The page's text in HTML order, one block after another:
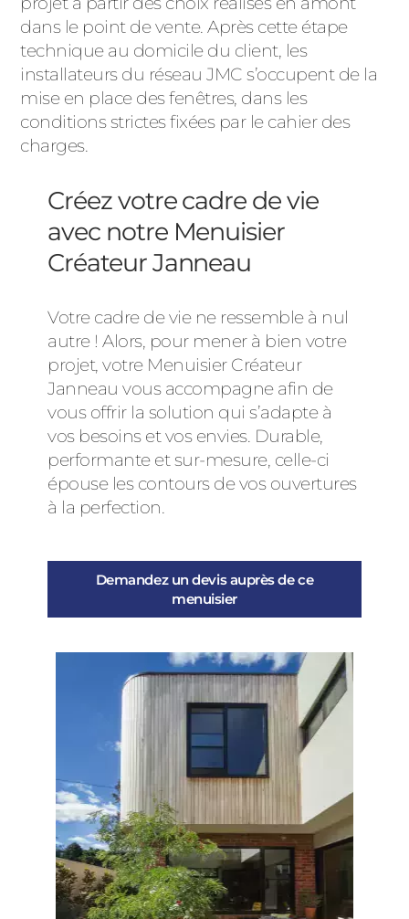
dans le point de vente. Après cette étape
technique au domicile du client, les
installateurs du réseau JMC s’occupent de la
mise en place des fenêtres, dans les
conditions strictes fixées par le cahier des
charges.
Créez votre cadre de vie
avec notre Menuisier
Créateur Janneau
Votre cadre de vie ne ressemble à nul
autre ! Alors, pour mener à bien votre
projet, votre Menuisier Créateur
Janneau vous accompagne afin de
vous offrir la solution qui s’adapte à
vos besoins et vos envies. Durable,
performante et sur-mesure, celle-ci
épouse les contours de vos ouvertures
à la perfection.
Demandez un devis auprès de ce
menuisier